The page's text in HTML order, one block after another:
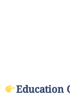
Education